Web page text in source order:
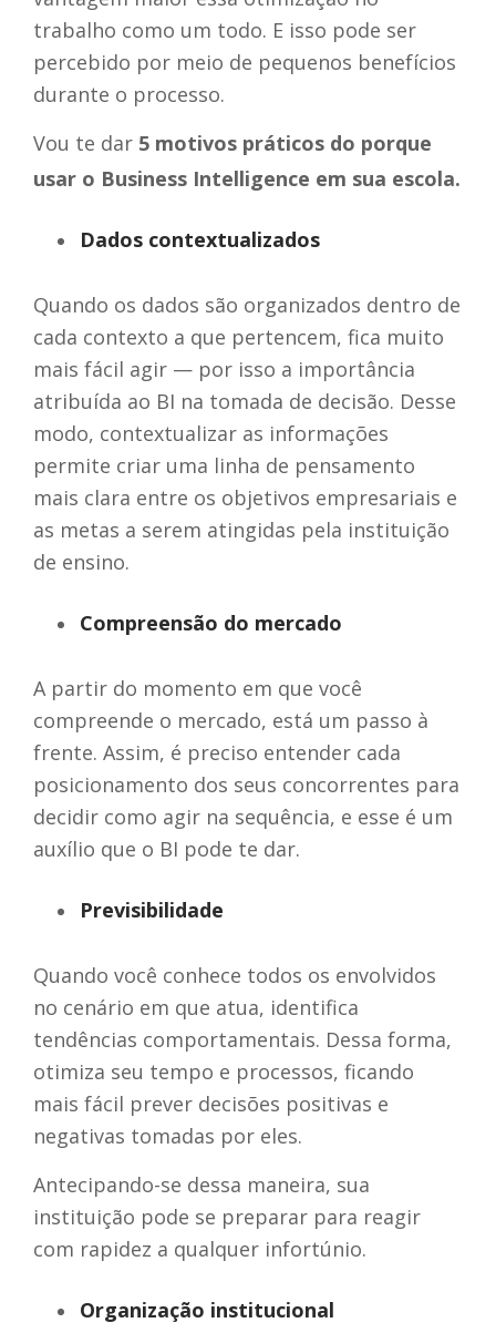
trabalho como um todo. E isso pode ser
percebido por meio de pequenos benefícios
durante o processo.
Vou te dar 5 motivos práticos do porque
usar o Business Intelligence em sua escola.
Dados contextualizados
Quando os dados são organizados dentro de
cada contexto a que pertencem, fica muito
mais fácil agir — por isso a importância
atribuída ao BI na tomada de decisão. Desse
modo, contextualizar as informações
permite criar uma linha de pensamento
mais clara entre os objetivos empresariais e
as metas a serem atingidas pela instituição
de ensino.
Compreensão do mercado
A partir do momento em que você
compreende o mercado, está um passo à
frente. Assim, é preciso entender cada
posicionamento dos seus concorrentes para
decidir como agir na sequência, e esse é um
auxílio que o BI pode te dar.
Previsibilidade
Quando você conhece todos os envolvidos
no cenário em que atua, identifica
tendências comportamentais. Dessa forma,
otimiza seu tempo e processos, ficando
mais fácil prever decisões positivas e
negativas tomadas por eles.
Antecipando-se dessa maneira, sua
instituição pode se preparar para reagir
com rapidez a qualquer infortúnio.
Organização institucional